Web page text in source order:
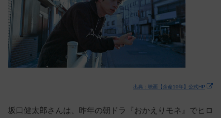
出典：映画【余命10年】公式HP
坂口健太郎さんは、昨年の朝ドラ『おかえりモネ』でヒロ